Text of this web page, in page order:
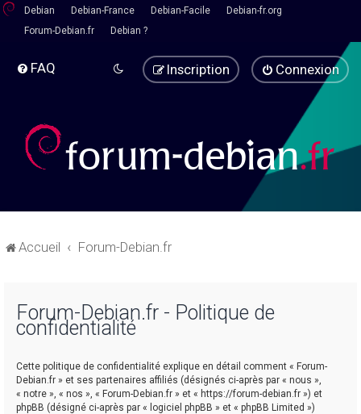
Debian Debian-France Debian-Facile
Debian-fr.org
Forum-Debian.fr
Debian ?
FAQ Connexion
Inscription
Accueil Forum-Debian.fr
Forum-Debian.fr - Politique de
confidentialité
Cette politique de confidentialité explique en détail comment « Forum-
Debian.fr » et ses partenaires affiliés (désignés ci-après par « nous »,
« notre », « nos », « Forum-Debian.fr » et « https://forum-debian.fr ») et
phpBB (désigné ci-après par « logiciel phpBB » et « phpBB Limited »)